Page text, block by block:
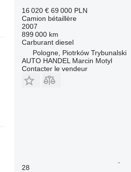
16 020 € 69 000 PLN
Camion bétaillère
2007
899 000 km
Carburant diesel
Pologne, Piotrków Trybunalski
AUTO HANDEL Marcin Motyl
Contacter le vendeur
28